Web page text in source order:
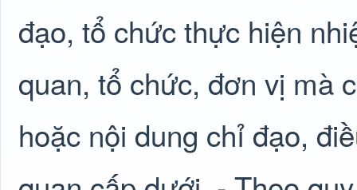
đạo, tổ chức thực hiện
quan, tổ chức, đơn vị mà
hoặc nội dung chỉ đạo,